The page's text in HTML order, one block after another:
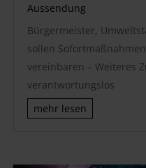
Aussendung
Bürgermeister,
sollen
vereinbaren – Weiteres
verantwortungslos
mehr lesen